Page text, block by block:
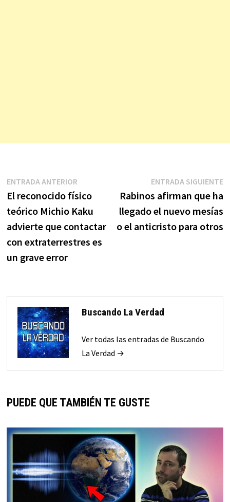
Navegación
de
entradas
ENTRADA ANTERIOREntrada
anterior:
El reconocido físico
teórico Michio Kaku
advierte que contactar
con extraterrestres es
un grave error
ENTRADA SIGUIENTE
Rabinos afirman que ha
llegado el nuevo mesías
o el anticristo para otros
Buscando La Verdad
Ver todas las entradas de Buscando
La Verdad →
PUEDE QUE TAMBIÉN TE GUSTE